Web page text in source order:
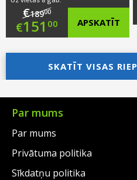
€18900
Original
price
was:
€189.00.
€151 00
Current
price
is:
€151.00.
APSKATĪT
SKATĪT VISAS
Par mums
Par mums
Privātuma politika
Sīkdatņu politika